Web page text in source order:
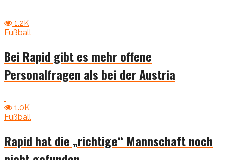
1.2K
Fußball
Bei Rapid gibt es mehr offene
Personalfragen als bei der Austria
1.0K
Fußball
Rapid hat die „richtige“ Mannschaft noch